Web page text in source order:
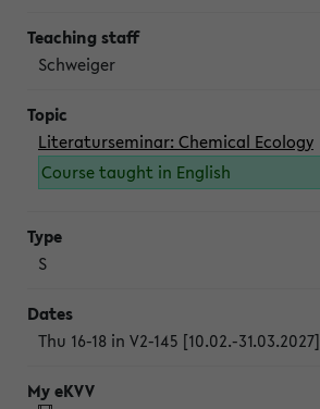
Schweiger
Literaturseminar: Chemical Ecology
Course taught in English
S
Thu 16-18 in V2-145 [10.02.-31.03.2027]